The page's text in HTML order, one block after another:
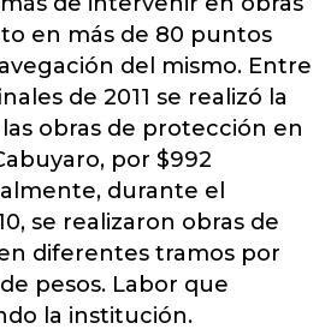
en más de 80 puntos
del mismo. Entre
de 2011 se realizó la
obras de protección en
por $992
durante el
se realizaron obras de
diferentes tramos por
pesos. Labor que
la institución.